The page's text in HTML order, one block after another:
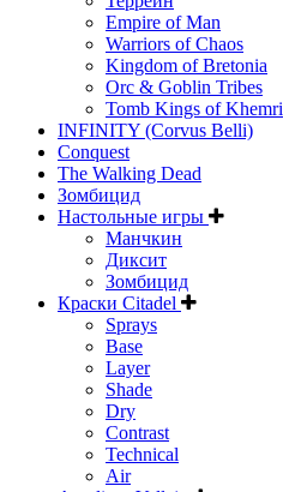
Empire of Man
Warriors of Chaos
Kingdom of Bretonia
Orc & Goblin Tribes
Tomb Kings of Khemri
INFINITY (Corvus Belli)
Conquest
The Walking Dead
Зомбицид
Настольные игры
Манчкин
Диксит
Зомбицид
Краски Citadel
Sprays
Base
Layer
Shade
Dry
Contrast
Technical
Air